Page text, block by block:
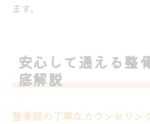
ます。
安心して通える整
底解説
整骨院の丁寧なカウンセリン